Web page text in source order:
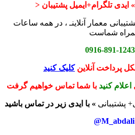
ایدی تلگرام+ایمیل پشتیبان <
معمار آنلاینـ ، در همه ساعات
شماست
پرداخت آنلاینکلیک کنید
اعلام کنید با شما تماس خواهیم گرفت
پشتیبانی » با ایدی زیر در تماس باشید
M_abdali@